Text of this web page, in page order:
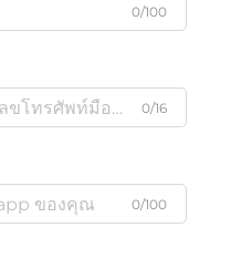
0/100
0/16
0/100